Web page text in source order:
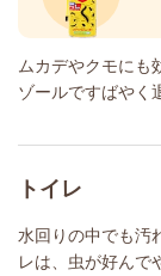
ムカデやクモにも
ゾールですばやく
トイレ
水回りの中でも汚
レは、虫が好んで